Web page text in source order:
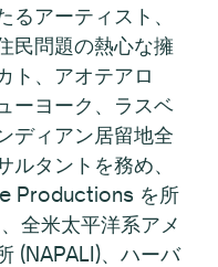
アーティスト、
民問題の熱心な擁
ト、アオテアロ
ーヨーク、ラスベ
ディアン居留地全
タントを務め、
Productions を所
全米太平洋系アメ
(NAPALI)、ハーバ